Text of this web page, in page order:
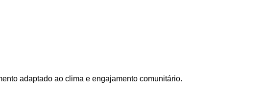
adaptado ao clima e engajamento comunitário.